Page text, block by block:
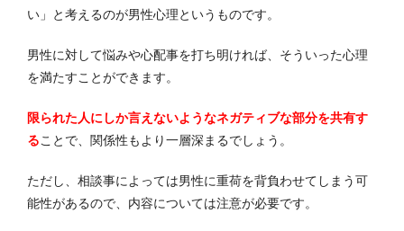
い」と考えるのが男性心理というものです。
男性に対して悩みや心配事を打ち明ければ、そういった心理
を満たすことができます。
限られた人にしか言えないようなネガティブな部分を共有す
ることで、関係性もより一層深まるでしょう。
ただし、相談事によっては男性に重荷を背負わせてしまう可
能性があるので、内容については注意が必要です。